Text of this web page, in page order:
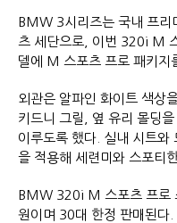
BMW 3시리즈는 국내 프리
츠 세단으로, 이번 320i M
델에 M 스포츠 프로 패키지
외관은 알파인 화이트 색상
키드니 그릴, 옆 유리 몰딩
이루도록 했다. 실내 시트와
을 적용해 세련미와 스포티
BMW 320i M 스포츠 프로
원이며 30대 한정 판매된다.